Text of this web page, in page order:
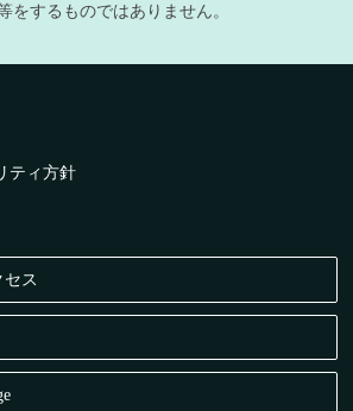
をするものではありません。
ティ方針
ス